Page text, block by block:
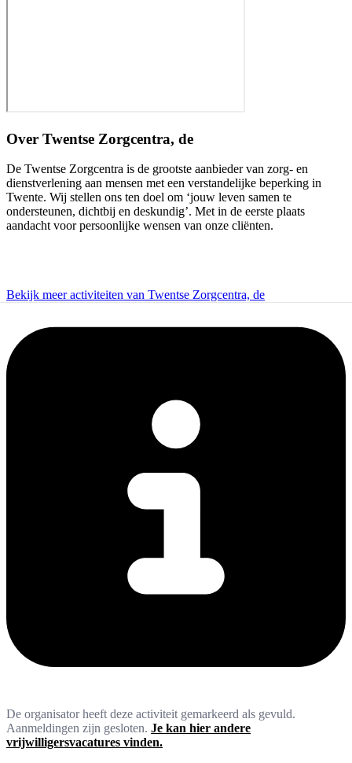
Over Twentse Zorgcentra, de
De Twentse Zorgcentra is de grootste aanbieder van zorg- en
dienstverlening aan mensen met een verstandelijke beperking in
Twente. Wij stellen ons ten doel om ‘jouw leven samen te
ondersteunen, dichtbij en deskundig’. Met in de eerste plaats
aandacht voor persoonlijke wensen van onze cliënten.
Bekijk meer activiteiten van Twentse Zorgcentra, de
De organisator heeft deze activiteit gemarkeerd als gevuld.
Aanmeldingen zijn gesloten. Je kan hier andere
vrijwilligersvacatures vinden.